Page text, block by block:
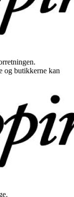
og butikkerne kan